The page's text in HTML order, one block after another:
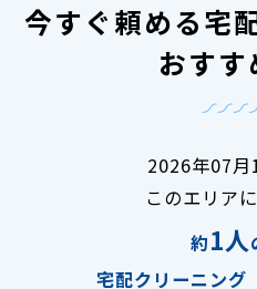
今すぐ頼める宅
おすす
2026年07月
このエリア
約1人
宅配クリーニング